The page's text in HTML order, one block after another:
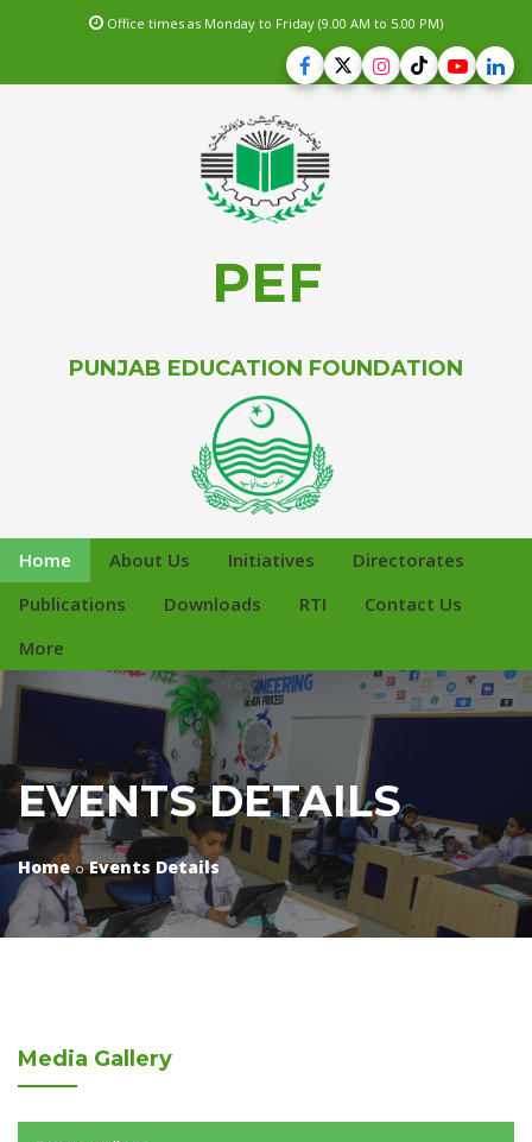
Office times as Monday to Friday (9.00 AM to 5.00 PM)
PEF
PUNJAB EDUCATION FOUNDATION
Home About Us Initiatives
Directorates
Publications
Downloads RTI
Contact Us
More
EVENTS DETAILS
Home Events Details
Media Gallery